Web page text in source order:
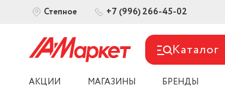
Степное +7 (996) 266-45-02
Каталог
АКЦИИ МАГАЗИНЫ БРЕНДЫ